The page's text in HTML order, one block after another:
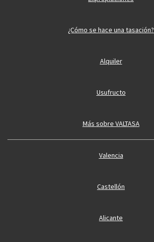
¿Cómo se hace una tasación?
Alquiler
Usufructo
Más sobre VALTASA
Valencia
Castellón
Alicante